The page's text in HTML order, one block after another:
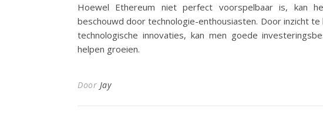
Hoewel Ethereum niet perfect voorspelbaar is, kan
beschouwd door technologie-enthousiasten. Door inzicht
technologische innovaties, kan men goede
helpen groeien.
Door Jay